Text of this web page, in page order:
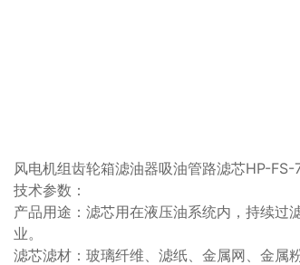
风电机组齿轮箱滤油器吸油管路滤芯HP-
技术参数：
产品用途：滤芯用在液压油系统内，持续过
业。
滤芯滤材：玻璃纤维、滤纸、金属网、金属